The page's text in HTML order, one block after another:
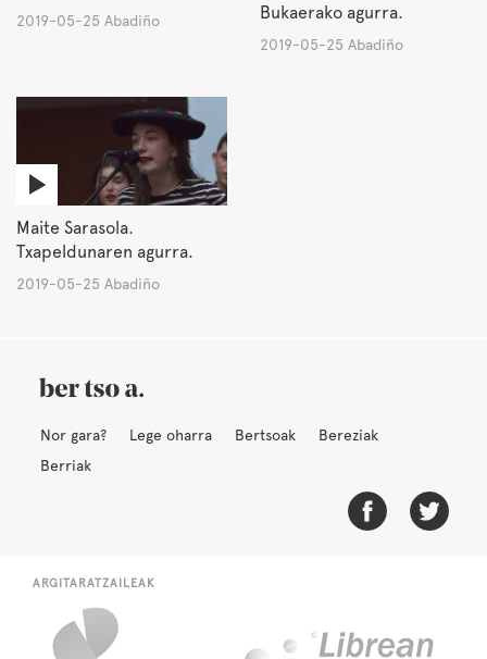
2019-05-25 Abadiño
Bukaerako agurra.
2019-05-25 Abadiño
Maite Sarasola.
Txapeldunaren agurra.
2019-05-25 Abadiño
Nor gara? Lege oharra Bertsoak
Bereziak
Berriak
ARGITARATZAILEAK